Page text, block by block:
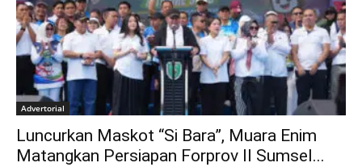
Advertorial
Luncurkan Maskot “Si Bara”, Muara Enim
Matangkan Persiapan Forprov II Sumsel...